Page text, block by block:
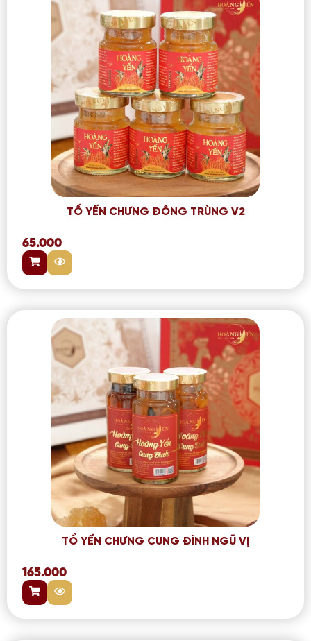
TỔ YẾN CHƯNG ĐÔNG TRÙNG V2
65.000
TỔ YẾN CHƯNG CUNG ĐÌNH NGŨ VỊ
165.000